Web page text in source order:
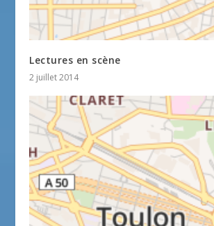
Lectures en scène
2 juillet 2014